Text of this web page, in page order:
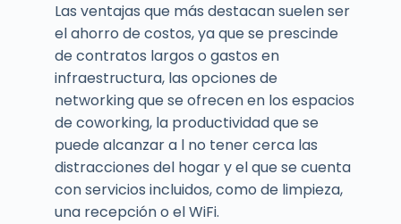
Las ventajas que más destacan suelen ser
el ahorro de costos, ya que se prescinde
de contratos largos o gastos en
infraestructura, las opciones de
networking que se ofrecen en los espacios
de coworking, la productividad que se
puede alcanzar a l no tener cerca las
distracciones del hogar y el que se cuenta
con servicios incluidos, como de limpieza,
una recepción o el WiFi.